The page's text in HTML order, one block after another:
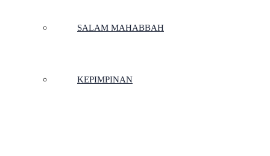
SALAM MAHABBAH
KEPIMPINAN